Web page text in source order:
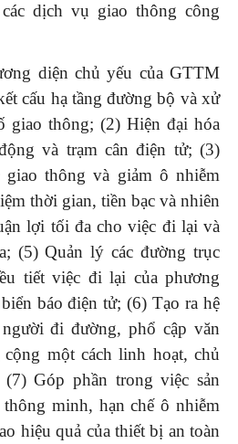
dịch vụ giao thông công
diện chủ yếu của GTTM
cấu hạ tầng đường bộ và xử
giao thông; (2) Hiện đại hóa
và trạm cân điện tử; (3)
giao thông và giảm ô nhiễm
thời gian, tiền bạc và nhiên
lợi tối đa cho việc đi lại và
(5) Quản lý các đường trục
tiết việc đi lại của phương
báo điện tử; (6) Tạo ra hệ
đi đường, phổ cập văn
một cách linh hoạt, chủ
Góp phần trong việc sản
minh, hạn chế ô nhiễm
hiệu quả của thiết bị an toàn